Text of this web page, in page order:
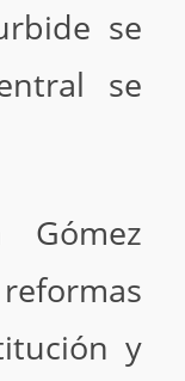
se
se
Gómez
y